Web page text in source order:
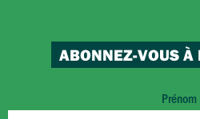
ABONNEZ-VOUS À
Prénom